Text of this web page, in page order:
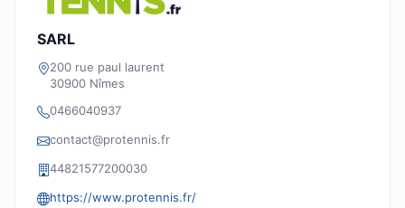
SARL
200 rue paul laurent
30900 Nîmes
0466040937
contact@protennis.fr
44821577200030
https://www.protennis.fr/